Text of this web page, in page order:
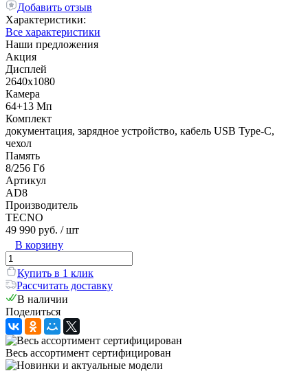
Добавить отзыв
Характеристики:
Все характеристики
Наши предложения
Акция
Дисплей
2640x1080
Камера
64+13 Мп
Комплект
документация, зарядное устройство, кабель USB Type-C,
чехол
Память
8/256 Гб
Артикул
AD8
Производитель
TECNO
49 990 руб. / шт
В корзину
Купить в 1 клик
Рассчитать доставку
В наличии
Поделиться
Весь ассортимент сертифицирован